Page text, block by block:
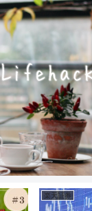
楽天証券